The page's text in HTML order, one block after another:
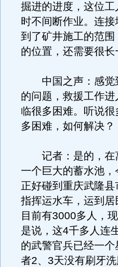
掘进的进度，这位
时不间断作业。连
到了矿井施工的范
的位置，还需要很长
中国之声：感觉
的问题，救援工作
临很多困难。听说
多困难，如何解决？
记者：是的，在
一个巨大的蓄水池
正好碰到重庆武隆
指挥运水车，运到
目前有3000多人，
是说，这4千多人连
的武警官兵已经一
者2、3天没有刷牙